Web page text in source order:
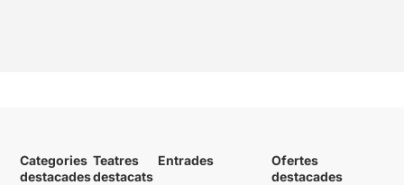
Categories
destacades
Teatres
destacats
Entrades
Ofertes
destacades